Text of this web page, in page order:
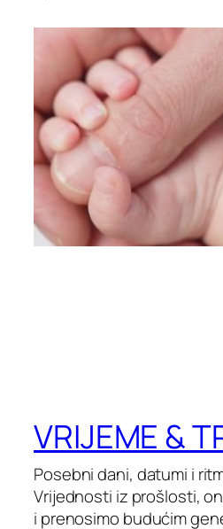
VRIJEME &
Posebni dani, datumi i
Vrijednosti iz prošlosti,
i prenosimo budućim